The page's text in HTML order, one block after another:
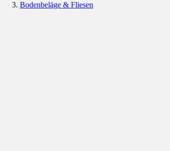
Bodenbeläge & Fliesen